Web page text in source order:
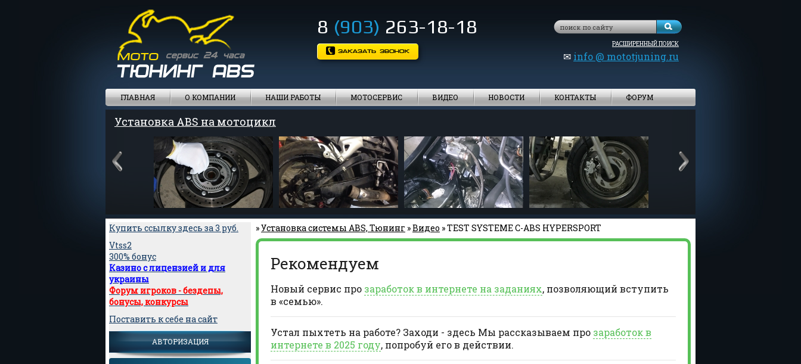
8 (903) 263-18-18
РАСШИРЕННЫЙ ПОИСК
✉ info @ mototjuning.ru
ГЛАВНАЯ О КОМПАНИИ НАШИ РАБОТЫ МОТОСЕРВИС ВИДЕО НОВОСТИ КОНТАКТЫ ФОРУМ
Установка ABS на мотоцикл
Купить ссылку здесь за3 руб.
Vtss2
300% бонус
Казино с лицензией и для
украины
Форум игроков - бездепы,
бонусы, конкурсы
Поставить к себе на сайт
АВТОРИЗАЦИЯ
»Установка системы ABS, Тюнинг »Видео » TEST SYSTEME C-ABS HYPERSPORT
Рекомендуем
Новый сервис про заработок в интернете на заданиях, позволяющий вступить
в «семью».
Устал пыхтеть на работе? Заходи - здесь Мы рассказываем про заработок в
интернете в 2025 году, попробуй его в действии.